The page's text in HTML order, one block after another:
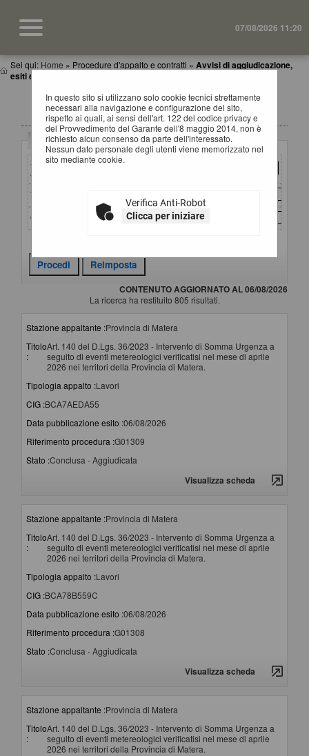
07/08/2026 11:20
Sei qui: Home » Procedure d'appalto e contratti » Avvisi di aggiudicazione,
esiti e affida...
In questo sito si utilizzano solo cookie tecnici strettamente
necessari alla navigazione e configurazione del sito,
rispetto ai quali, ai sensi dell'art. 122 del codice privacy e
del Provvedimento del Garante dell'8 maggio 2014, non è
richiesto alcun consenso da parte dell'interessato.
Nessun dato personale degli utenti viene memorizzato nel
sito mediante cookie.
Verifica Anti-Robot
Clicca per iniziare
AVVISI DI AGGIUDICAZIONE, ESITI E
AFFIDAMENTI
Criteri di ricerca
Stazione
appaltante :
Titolo :
CIG :
CONTENUTO AGGIORNATO AL 06/08/2026
La ricerca ha restituito 805 risultati.
Stazione appaltante :Provincia di Matera
Titolo
:
Art. 140 del D.Lgs. 36/2023 - Intervento di Somma Urgenza a
seguito di eventi metereologici verificatisi nel mese di aprile
2026 nei territori della Provincia di Matera.
Tipologia appalto :Lavori
CIG :BCA7AEDA55
Data pubblicazione esito :06/08/2026
Riferimento procedura :G01309
Stato :Conclusa - Aggiudicata
Visualizza scheda
Stazione appaltante :Provincia di Matera
Titolo
:
Art. 140 del D.Lgs. 36/2023 - Intervento di Somma Urgenza a
seguito di eventi metereologici verificatisi nel mese di aprile
2026 nei territori della Provincia di Matera.
Tipologia appalto :Lavori
CIG :BCA78B559C
Data pubblicazione esito :06/08/2026
Riferimento procedura :G01308
Stato :Conclusa - Aggiudicata
Visualizza scheda
Stazione appaltante :Provincia di Matera
Titolo
:
Art. 140 del D.Lgs. 36/2023 - Intervento di Somma Urgenza a
seguito di eventi metereologici verificatisi nel mese di aprile
2026 nei territori della Provincia di Matera.